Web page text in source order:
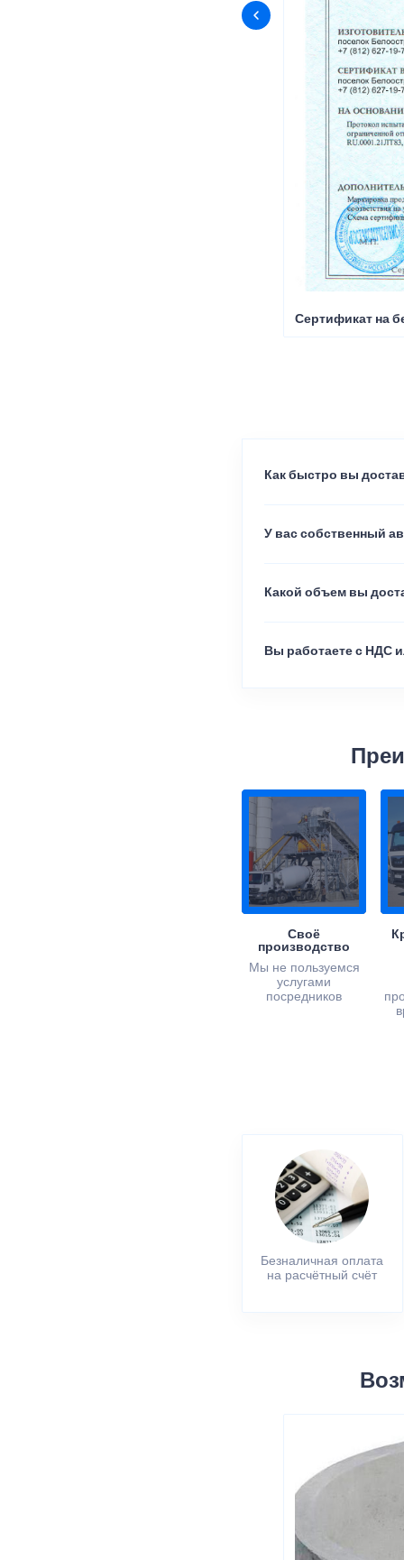
Сертификат на
Как быстро вы
У вас собственный
Какой объем вы
Вы работаете с НДС
Своё
производство
Мы не пользуемся
услугами
посредников
Безналичная оплата
на расчётный счёт